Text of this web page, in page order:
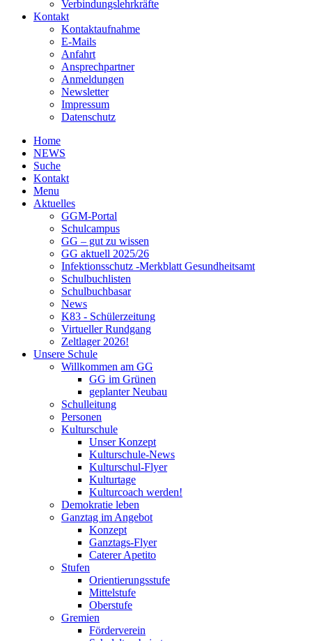
Verbindungslehrkräfte
Kontakt
Kontaktaufnahme
E-Mails
Anfahrt
Ansprechpartner
Anmeldungen
Newsletter
Impressum
Datenschutz
Home
NEWS
Suche
Kontakt
Menu
Aktuelles
GGM-Portal
Schulcampus
GG – gut zu wissen
GG aktuell 2025/26
Infektionsschutz -Merkblatt Gesundheitsamt
Schulbuchlisten
Schulbuchbasar
News
K83 - Schülerzeitung
Virtueller Rundgang
Zeltlager 2026!
Unsere Schule
Willkommen am GG
GG im Grünen
geplanter Neubau
Schulleitung
Personen
Kulturschule
Unser Konzept
Kulturschule-News
Kulturschul-Flyer
Kulturtage
Kulturcoach werden!
Demokratie leben
Ganztag im Angebot
Konzept
Ganztags-Flyer
Caterer Apetito
Stufen
Orientierungsstufe
Mittelstufe
Oberstufe
Gremien
Förderverein